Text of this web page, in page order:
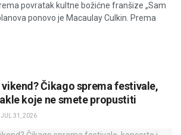
povratak kultne božićne franšize „Sam
ponovo je Macaulay Culkin. Prema
Čikago sprema festivale,
koje ne smete propustiti
JUL 31, 2026